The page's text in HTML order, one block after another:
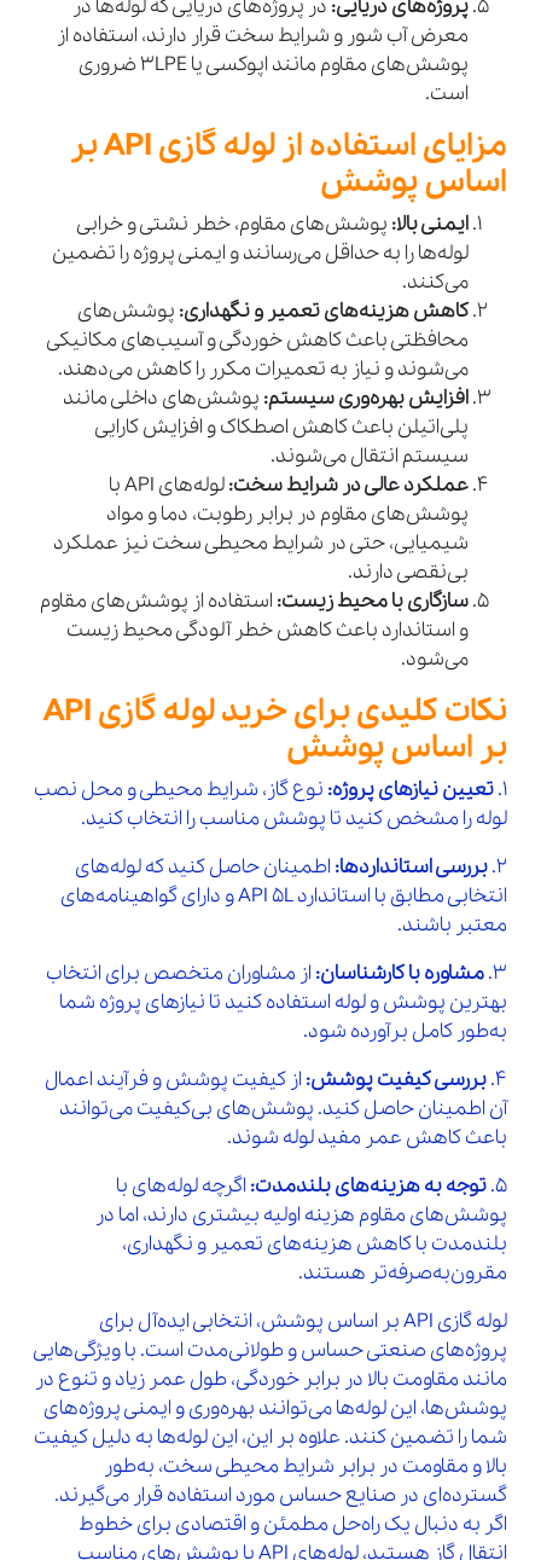
پروژه‌های دریایی: در پروژه‌های دریایی که لوله‌ها در
معرض آب شور و شرایط سخت قرار دارند، استفاده از
پوشش‌های مقاوم مانند اپوکسی یا 3LPE ضروری
است.
مزایای استفاده از لوله گازی API بر
اساس پوشش
ایمنی بالا: پوشش‌های مقاوم، خطر نشتی و خرابی
لوله‌ها را به حداقل می‌رسانند و ایمنی پروژه را تضمین
می‌کنند.
کاهش هزینه‌های تعمیر و نگهداری: پوشش‌های
محافظتی باعث کاهش خوردگی و آسیب‌های مکانیکی
می‌شوند و نیاز به تعمیرات مکرر را کاهش می‌دهند.
افزایش بهره‌وری سیستم: پوشش‌های داخلی مانند
پلی‌اتیلن باعث کاهش اصطکاک و افزایش کارایی
سیستم انتقال می‌شوند.
عملکرد عالی در شرایط سخت:
لوله‌های API با
پوشش‌های مقاوم در برابر رطوبت، دما و مواد
شیمیایی، حتی در شرایط محیطی سخت نیز عملکرد
بی‌نقصی دارند.
سازگاری با محیط زیست: استفاده از پوشش‌های مقاوم
و استاندارد باعث کاهش خطر آلودگی محیط زیست
می‌شود.
نکات کلیدی برای خرید لوله گازی API
بر اساس پوشش
1. تعیین نیازهای پروژه: نوع گاز، شرایط محیطی و محل نصب
لوله را مشخص کنید تا پوشش مناسب را انتخاب کنید.
2. بررسی استانداردها: اطمینان حاصل کنید که لوله‌های
انتخابی مطابق با استاندارد API 5L و دارای گواهینامه‌های
معتبر باشند.
3. مشاوره با کارشناسان: از مشاوران متخصص برای انتخاب
بهترین پوشش و لوله استفاده کنید تا نیازهای پروژه شما
به‌طور کامل برآورده شود.
4. بررسی کیفیت پوشش: از کیفیت پوشش و فرآیند اعمال
آن اطمینان حاصل کنید. پوشش‌های بی‌کیفیت می‌توانند
باعث کاهش عمر مفید لوله شوند.
5. توجه به هزینه‌های بلندمدت: اگرچه لوله‌های با
پوشش‌های مقاوم هزینه اولیه بیشتری دارند، اما در
بلندمدت با کاهش هزینه‌های تعمیر و نگهداری،
مقرون‌به‌صرفه‌تر هستند.
لوله گازی API بر اساس پوشش، انتخابی ایده‌آل برای
پروژه‌های صنعتی حساس و طولانی‌مدت است. با ویژگی‌هایی
مانند مقاومت بالا در برابر خوردگی، طول عمر زیاد و تنوع در
پوشش‌ها، این لوله‌ها می‌توانند بهره‌وری و ایمنی پروژه‌های
شما را تضمین کنند. علاوه بر این، این لوله‌ها به دلیل کیفیت
بالا و مقاومت در برابر شرایط محیطی سخت، به‌طور
گسترده‌ای در صنایع حساس مورد استفاده قرار می‌گیرند.
اگر به دنبال یک راه‌حل مطمئن و اقتصادی برای خطوط
انتقال گاز هستید، لوله‌های API با پوشش‌های مناسب